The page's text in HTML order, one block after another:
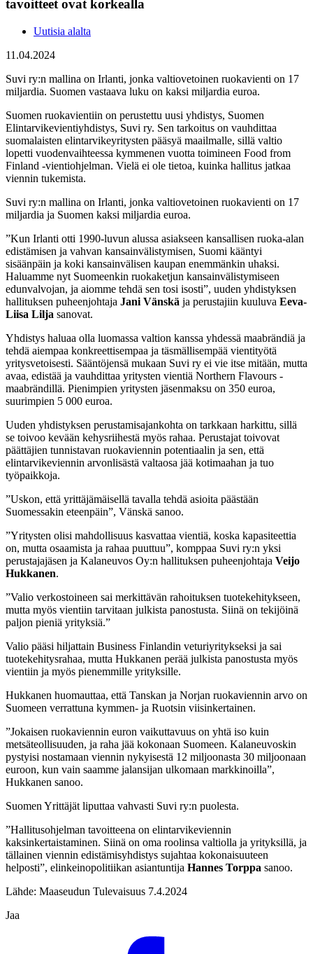
tavoitteet ovat korkealla
Uutisia alalta
11.04.2024
Suvi ry:n mallina on Irlanti, jonka valtiovetoinen ruokavienti on 17
miljardia. Suomen vastaava luku on kaksi miljardia euroa.
Suomen ruokavientiin on perustettu uusi yhdistys, Suomen
Elintarvikevientiyhdistys, Suvi ry. Sen tarkoitus on vauhdittaa
suomalaisten elintarvikeyritysten pääsyä maailmalle, sillä valtio
lopetti vuodenvaihteessa kymmenen vuotta toimineen Food from
Finland -vientiohjelman. Vielä ei ole tietoa, kuinka hallitus jatkaa
viennin tukemista.
Suvi ry:n mallina on Irlanti, jonka valtiovetoinen ruokavienti on 17
miljardia ja Suomen kaksi miljardia euroa.
”Kun Irlanti otti 1990-luvun alussa asiakseen kansallisen ruoka-alan
edistämisen ja vahvan kansainvälistymisen, Suomi kääntyi
sisäänpäin ja koki kansainvälisen kaupan enemmänkin uhaksi.
Haluamme nyt Suomeenkin ruokaketjun kansainvälistymiseen
edunvalvojan, ja aiomme tehdä sen tosi isosti”, uuden yhdistyksen
hallituksen puheenjohtaja Jani Vänskä ja perustajiin kuuluva Eeva-
Liisa Lilja sanovat.
Yhdistys haluaa olla luomassa valtion kanssa yhdessä maabrändiä ja
tehdä aiempaa konkreettisempaa ja täsmällisempää vientityötä
yritysvetoisesti. Sääntöjensä mukaan Suvi ry ei vie itse mitään, mutta
avaa, edistää ja vauhdittaa yritysten vientiä Northern Flavours -
maabrändillä. Pienimpien yritysten jäsenmaksu on 350 euroa,
suurimpien 5 000 euroa.
Uuden yhdistyksen perustamisajankohta on tarkkaan harkittu, sillä
se toivoo kevään kehysriihestä myös rahaa. Perustajat toivovat
päättäjien tunnistavan ruokaviennin potentiaalin ja sen, että
elintarvikeviennin arvonlisästä valtaosa jää kotimaahan ja tuo
työpaikkoja.
”Uskon, että yrittäjämäisellä tavalla tehdä asioita päästään
Suomessakin eteenpäin”, Vänskä sanoo.
”Yritysten olisi mahdollisuus kasvattaa vientiä, koska kapasiteettia
on, mutta osaamista ja rahaa puuttuu”, komppaa Suvi ry:n yksi
perustajajäsen ja Kalaneuvos Oy:n hallituksen puheenjohtaja Veijo
Hukkanen.
”Valio verkostoineen sai merkittävän rahoituksen tuotekehitykseen,
mutta myös vientiin tarvitaan julkista panostusta. Siinä on tekijöinä
paljon pieniä yrityksiä.”
Valio pääsi hiljattain Business Finlandin veturiyritykseksi ja sai
tuotekehitysrahaa, mutta Hukkanen perää julkista panostusta myös
vientiin ja myös pienemmille yrityksille.
Hukkanen huomauttaa, että Tanskan ja Norjan ruokaviennin arvo on
Suomeen verrattuna kymmen- ja Ruotsin viisinkertainen.
”Jokaisen ruokaviennin euron vaikuttavuus on yhtä iso kuin
metsäteollisuuden, ja raha jää kokonaan Suomeen. Kalaneuvoskin
pystyisi nostamaan viennin nykyisestä 12 miljoonasta 30 miljoonaan
euroon, kun vain saamme jalansijan ulkomaan markkinoilla”,
Hukkanen sanoo.
Suomen Yrittäjät liputtaa vahvasti Suvi ry:n puolesta.
”Hallitusohjelman tavoitteena on elintarvikeviennin
kaksinkertaistaminen. Siinä on oma roolinsa valtiolla ja yrityksillä, ja
tällainen viennin edistämisyhdistys sujahtaa kokonaisuuteen
helposti”, elinkeinopolitiikan asiantuntija Hannes Torppa sanoo.
Lähde: Maaseudun Tulevaisuus 7.4.2024
Jaa